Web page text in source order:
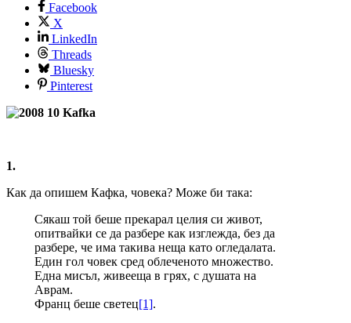
Facebook
X
LinkedIn
Threads
Bluesky
Pinterest
1.
Как да опишем Кафка, човека? Може би така:
Сякаш той беше прекарал целия си живот,
опитвайки се да разбере как изглежда, без да
разбере, че има такива неща като огледалата.
Един гол човек сред облеченото множество.
Една мисъл, живееща в грях, с душата на
Аврам.
Франц беше светец[1].